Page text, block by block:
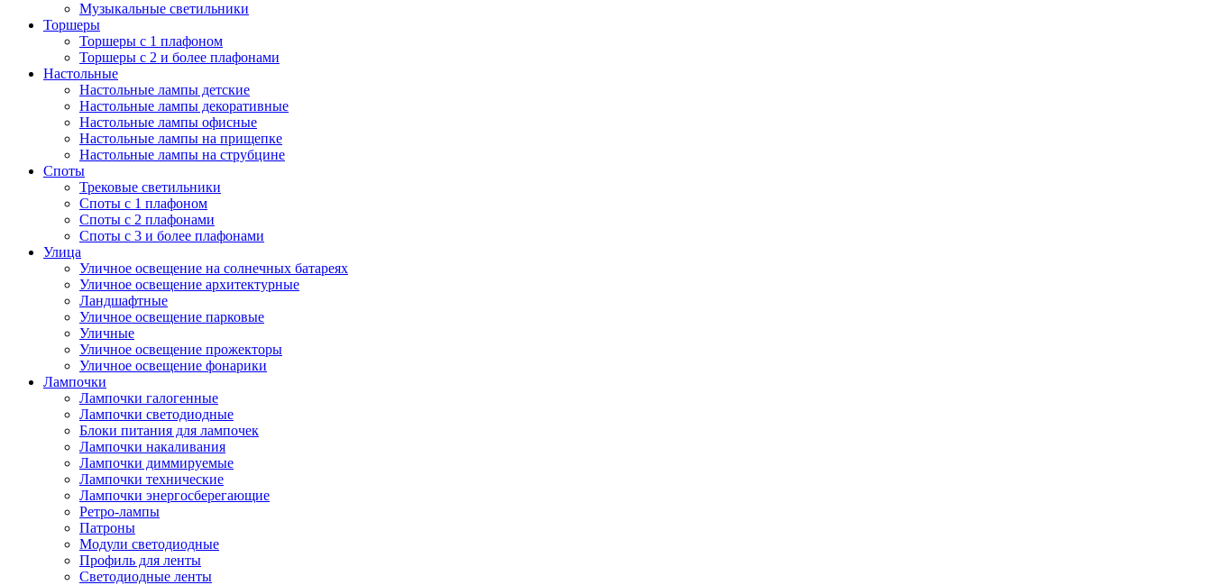
Музыкальные светильники
Торшеры
Торшеры с 1 плафоном
Торшеры с 2 и более плафонами
Настольные
Настольные лампы детские
Настольные лампы декоративные
Настольные лампы офисные
Настольные лампы на прищепке
Настольные лампы на струбцине
Споты
Трековые светильники
Споты с 1 плафоном
Споты с 2 плафонами
Споты с 3 и более плафонами
Улица
Уличное освещение на солнечных батареях
Уличное освещение архитектурные
Ландшафтные
Уличное освещение парковые
Уличные
Уличное освещение прожекторы
Уличное освещение фонарики
Лампочки
Лампочки галогенные
Лампочки светодиодные
Блоки питания для лампочек
Лампочки накаливания
Лампочки диммируемые
Лампочки технические
Лампочки энергосберегающие
Ретро-лампы
Патроны
Модули светодиодные
Профиль для ленты
Светодиодные ленты